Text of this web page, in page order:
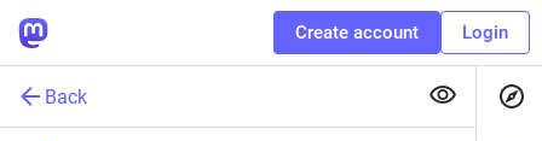
Create account Login
Back